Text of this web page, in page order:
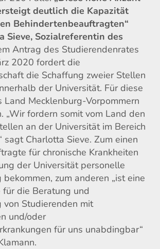
deutlich die Kapazität
Behindertenbeauftragten“
Sieve, Sozialreferentin des
Antrag des Studierendenrates
2020 fordert die
die Schaffung zweier Stellen
der Universität. Für diese
Land Mecklenburg-Vorpommern
„Wir fordern somit vom Land den
an der Universität im Bereich
Charlotta Sieve. Zum einen
für chronische Krankheiten
der Universität personelle
zum anderen „ist eine
die Beratung und
von Studierenden mit
und/oder
für uns unabdingbar“